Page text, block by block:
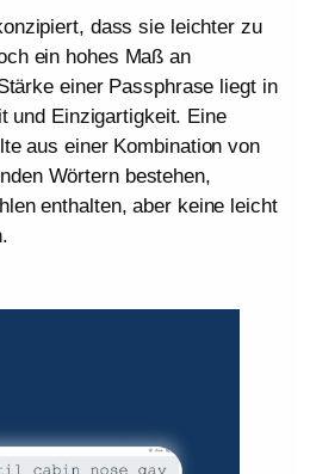
dass sie leichter zu
ein hohes Maß an
einer Passphrase liegt in
und Einzigartigkeit. Eine
aus einer Kombination von
Wörtern bestehen,
enthalten, aber keine leicht